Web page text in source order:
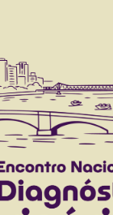
and uterine
peccary
Bom H.A.S.C.
J.R.P.
F.S.
article |